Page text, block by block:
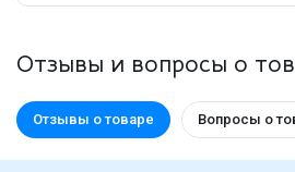
Отзывы и вопросы о
Отзывы о товаре Вопросы о